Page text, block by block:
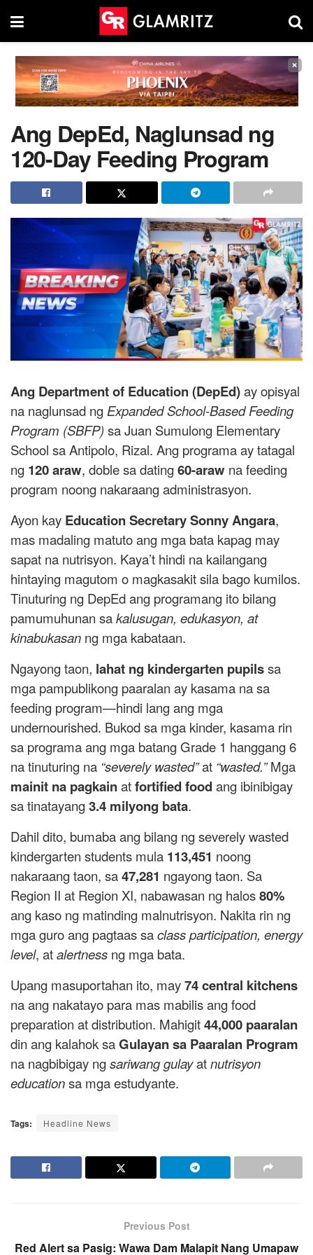
×
Ang DepEd, Naglunsad ng
120-Day Feeding Program
Ang Department of Education (DepEd)ay opisyal
na naglunsad ng Expanded School-Based Feeding
Program (SBFP) sa Juan Sumulong Elementary
School sa Antipolo, Rizal. Ang programa ay tatagal
ng 120 araw, doble sa dating60-araw na feeding
program noong nakaraang administrasyon.
Ayon kay Education Secretary Sonny Angara,
mas madaling matuto ang mga bata kapag may
sapat na nutrisyon. Kaya’t hindi na kailangang
hintaying magutom o magkasakit sila bago kumilos.
Tinuturing ng DepEd ang programang ito bilang
pamumuhunan sakalusugan, edukasyon, at
kinabukasan ng mga kabataan.
Ngayong taon, lahat ng kindergarten pupilssa
mga pampublikong paaralan ay kasama na sa
feeding program—hindi lang ang mga
undernourished. Bukod sa mga kinder, kasama rin
sa programa ang mga batang Grade 1 hanggang 6
na tinuturing na “severely wasted”at “wasted.”Mga
mainit na pagkainatfortified foodang ibinibigay
sa tinatayang3.4 milyong bata.
Dahil dito, bumaba ang bilang ng severely wasted
kindergarten students mula 113,451 noong
nakaraang taon, sa47,281 ngayong taon. Sa
Region II at Region XI, nabawasan ng halos80%
ang kaso ng matinding malnutrisyon. Nakita rin ng
mga guro ang pagtaas saclass participation, energy
level, atalertness ng mga bata.
Upang masuportahan ito, may74 central kitchens
na ang nakatayo para mas mabilis ang food
preparation at distribution. Mahigit44,000 paaralan
din ang kalahok saGulayan sa Paaralan Program
na nagbibigay ngsariwang gulayatnutrisyon
educationsa mga estudyante.
Tags: Headline News
Previous Post
Red Alert sa Pasig: Wawa Dam Malapit Nang Umapaw